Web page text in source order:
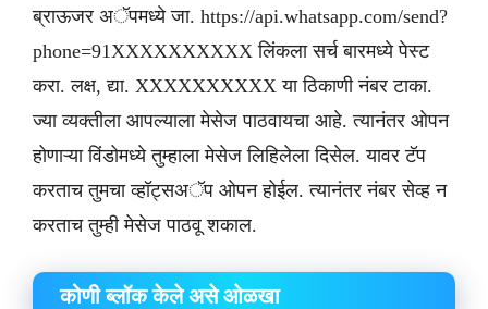
ब्राऊजर अॅपमध्ये जा. https://api.whatsapp.com/send?
phone=91XXXXXXXXXX लिंकला सर्च बारमध्ये पेस्ट
करा. लक्ष, द्या. XXXXXXXXXX या ठिकाणी नंबर टाका.
ज्या व्यक्तीला आपल्याला मेसेज पाठवायचा आहे. त्यानंतर ओपन
होणाऱ्या विंडोमध्ये तुम्हाला मेसेज लिहिलेला दिसेल. यावर टॅप
करताच तुमचा व्हॉट्सअॅप ओपन होईल. त्यानंतर नंबर सेव्ह न
करताच तुम्ही मेसेज पाठवू शकाल.
​कोणी ब्लॉक केले असे ओळखा